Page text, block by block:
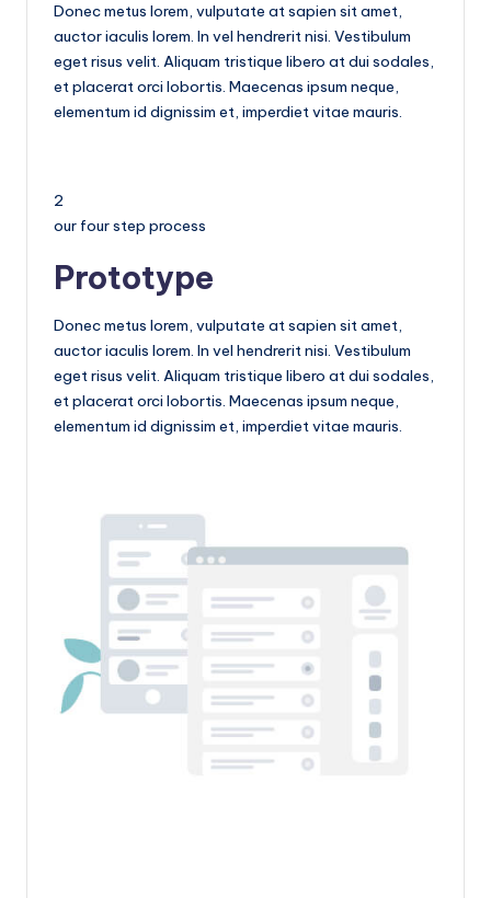
Donec metus lorem, vulputate at sapien sit amet,
auctor iaculis lorem. In vel hendrerit nisi. Vestibulum
eget risus velit. Aliquam tristique libero at dui sodales,
et placerat orci lobortis. Maecenas ipsum neque,
elementum id dignissim et, imperdiet vitae mauris.
2
our four step process
Prototype
Donec metus lorem, vulputate at sapien sit amet,
auctor iaculis lorem. In vel hendrerit nisi. Vestibulum
eget risus velit. Aliquam tristique libero at dui sodales,
et placerat orci lobortis. Maecenas ipsum neque,
elementum id dignissim et, imperdiet vitae mauris.